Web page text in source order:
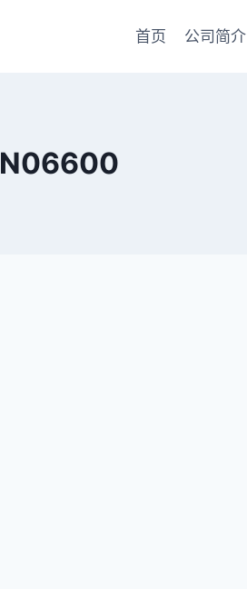
首页 公司简介
N06600